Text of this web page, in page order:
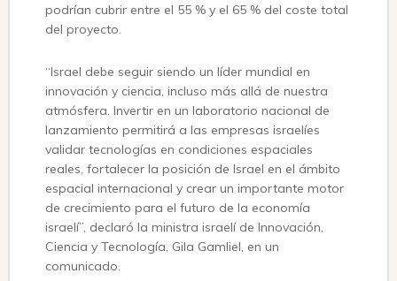
podrían cubrir entre el 55 % y el 65 % del coste total
del proyecto.
“Israel debe seguir siendo un líder mundial en
innovación y ciencia, incluso más allá de nuestra
atmósfera. Invertir en un laboratorio nacional de
lanzamiento permitirá a las empresas israelíes
validar tecnologías en condiciones espaciales
reales, fortalecer la posición de Israel en el ámbito
espacial internacional y crear un importante motor
de crecimiento para el futuro de la economía
israelí”, declaró la ministra israelí de Innovación,
Ciencia y Tecnología, Gila Gamliel, en un
comunicado.